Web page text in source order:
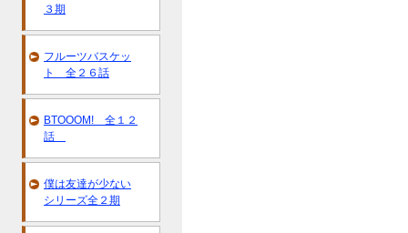
３期
フルーツバスケッ
ト 全２６話
BTOOOM! 全１２
話
僕は友達が少ない
シリーズ全２期